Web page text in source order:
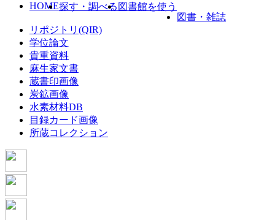
HOME探す・調べる 図書館を使う
図書・雑誌
リポジトリ(QIR)
学位論文
貴重資料
麻生家文書
蔵書印画像
炭鉱画像
水素材料DB
目録カード画像
所蔵コレクション